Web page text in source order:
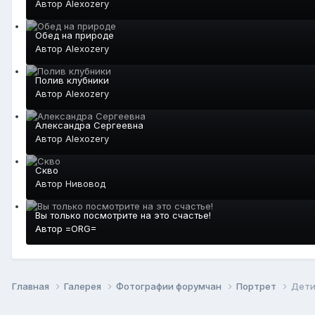
Автор Alexozery
Обед на природе
Автор Alexozery
Полив клубники
Автор Alexozery
Александра Сергеевна
Автор Alexozery
Скво
Автор Нивовод
Вы только посмотрите на это счастье!
Автор =ORG=
Главная Галерея Фотографии форумчан Портрет Дети